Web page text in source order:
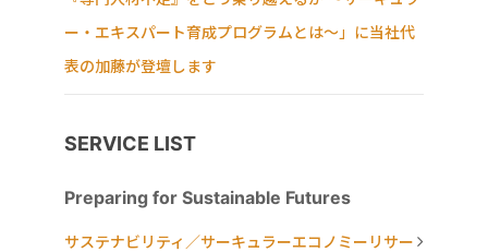
ー・エキスパート育成プログラムとは～」に当社代
表の加藤が登壇します
SERVICE LIST
Preparing for Sustainable Futures
サステナビリティ／サーキュラーエコノミーリサー